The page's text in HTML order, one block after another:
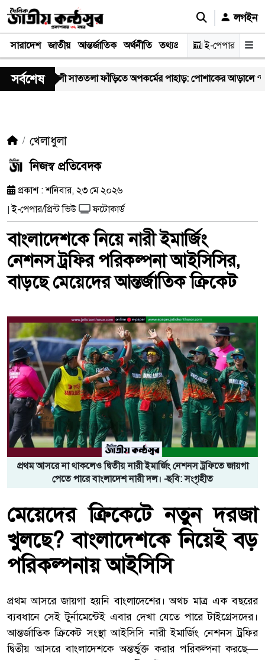
লগইন
সারাদেশ জাতীয় আন্তর্জাতিক অর্থনীতি তথ্যপ্রযুক্তি স্বাস্থ্য আইন-
ই-পেপার
সর্বশেষসাততলা ফাঁড়িতে অপকর্মের পাহাড়: পোশাকের আড়ালে ‘অসীম-গং’-
খেলাধুলা
নিজস্ব প্রতিবেদক
প্রকাশ : শনিবার, ২৩ মে ২০২৬
| ই-পেপার/প্রিন্ট ভিউ ফটোকার্ড
বাংলাদেশকে নিয়ে নারী ইমার্জিং
নেশনস ট্রফির পরিকল্পনা আইসিসির,
বাড়ছে মেয়েদের আন্তর্জাতিক ক্রিকেট
প্রথম আসরে না থাকলেও দ্বিতীয় নারী ইমার্জিং নেশনস ট্রফিতে জায়গা
পেতে পারে বাংলাদেশ নারী দল। -ছবি: সংগৃহীত
মেয়েদের ক্রিকেটে নতুন দরজা
খুলছে? বাংলাদেশকে নিয়েই বড়
পরিকল্পনায় আইসিসি
প্রথম আসরে জায়গা হয়নি বাংলাদেশের। অথচ মাত্র এক বছরের
ব্যবধানে সেই টুর্নামেন্টেই এবার দেখা যেতে পারে টাইগ্রেসদের।
আন্তর্জাতিক ক্রিকেট সংস্থা আইসিসি নারী ইমার্জিং নেশনস ট্রফির
দ্বিতীয় আসরে বাংলাদেশকে অন্তর্ভুক্ত করার পরিকল্পনা করছে—